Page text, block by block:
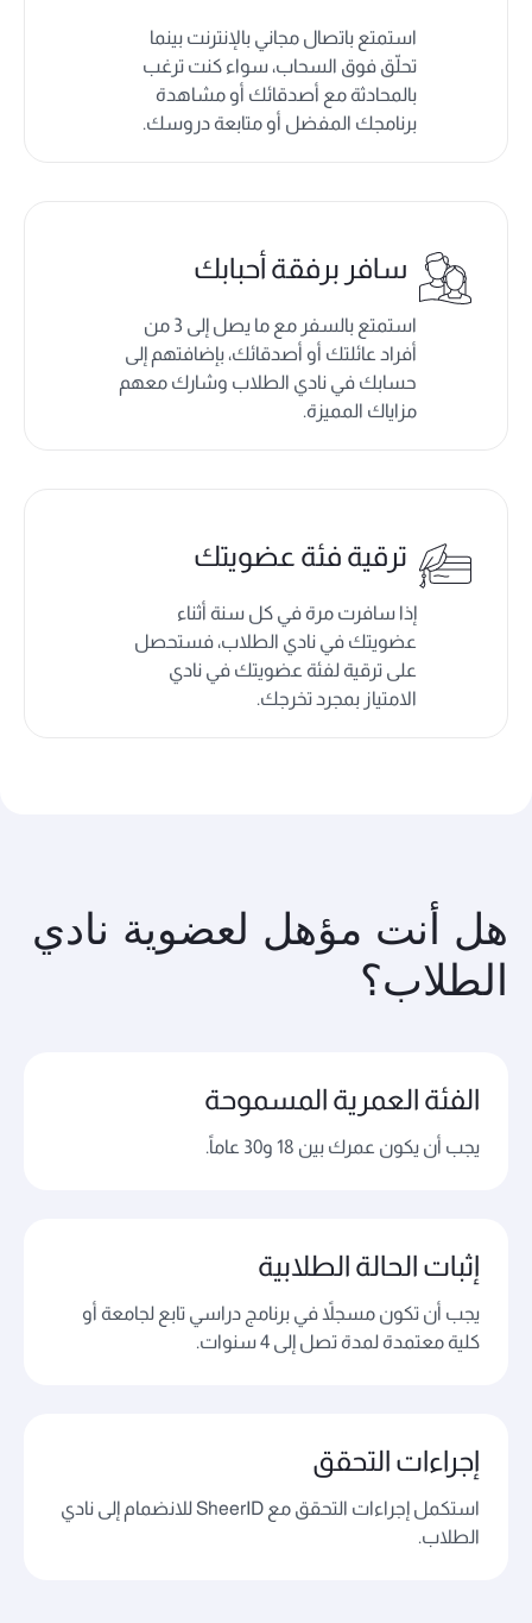
استمتع باتصال مجاني بالإنترنت بينما
تحلّق فوق السحاب، سواء كنت ترغب
بالمحادثة مع أصدقائك أو مشاهدة
برنامجك المفضل أو متابعة دروسك.
سافر برفقة أحبابك
استمتع بالسفر مع ما يصل إلى 3 من
أفراد عائلتك أو أصدقائك، بإضافتهم إلى
حسابك في نادي الطلاب وشارك معهم
مزاياك المميزة.
ترقية فئة عضويتك
إذا سافرت مرة في كل سنة أثناء
عضويتك في نادي الطلاب، فستحصل
على ترقية لفئة عضويتك في نادي
الامتياز بمجرد تخرجك.
هل أنت مؤهل لعضوية نادي
الطلاب؟
الفئة العمرية المسموحة
يجب أن يكون عمرك بين 18 و30 عاماً.
إثبات الحالة الطلابية
يجب أن تكون مسجلاً في برنامج دراسي تابع لجامعة أو
كلية معتمدة لمدة تصل إلى 4 سنوات.
إجراءات التحقق
استكمل إجراءات التحقق مع SheerID للانضمام إلى نادي
الطلاب.